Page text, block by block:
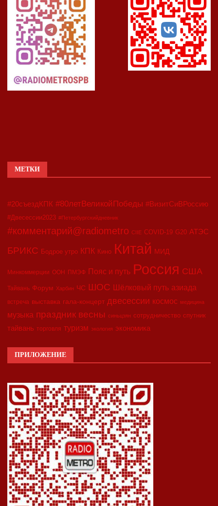
МЕТКИ
#20съездКПК #80летВеликойПобеды #ВизитСиВРоссию
#Двесессии2023 #Петербургскийдневник
#комментарий@radiometro CIIE COVID-19 G20 АТЭС
БРИКС Бодрое утро КПК Кино Китай МИД
Минкоммерции ООН ПМЭФ Пояс и путь Россия США
Тайвань Форум Харбин ЧС ШОС Шёлковый путь азиада
встреча выставка гала-концерт двесессии космос медицина
музыка праздник весны синьцзян сотрудничество спутник
тайвань торговля туризм экология экономика
ПРИЛОЖЕНИЕ